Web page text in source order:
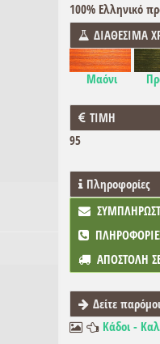
100% Ελληνικό
ΔΙΑΘΕΣΙΜΑ
Μαόνι
ΤΙΜΗ
95
Πληροφορίες
ΑΠΟΣΤΟΛΗ
Δείτε
Κάδοι -